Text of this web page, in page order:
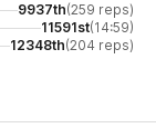
9937th(259 reps)
11591st(14:59)
12348th(204 reps)